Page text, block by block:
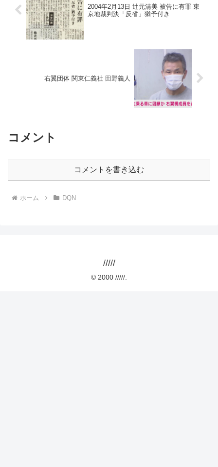
2004年2月13日 辻元清美 被告に有罪 東
京地裁判決「反省」猶予付き
右翼団体 関東仁義社 田野義人
コメント
コメントを書き込む
ホーム DQN
/////
© 2000 /////.